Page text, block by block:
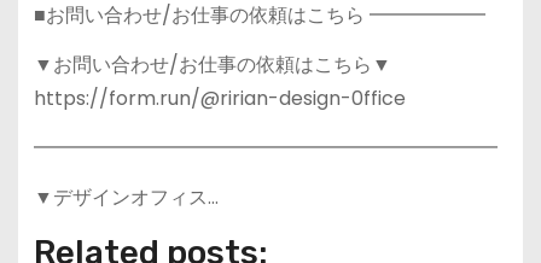
■お問い合わせ/お仕事の依頼はこちら ━━━━━━
▼お問い合わせ/お仕事の依頼はこちら▼
https://form.run/@ririan-design-0ffice
━━━━━━━━━━━━━━━━━━━━━━━━
▼デザインオフィス…
Related posts: